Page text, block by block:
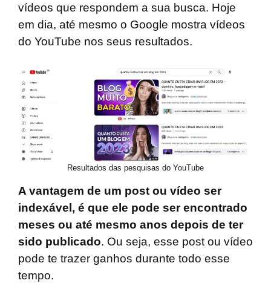
vídeos que respondem a sua busca. Hoje
em dia, até mesmo o Google mostra vídeos
do YouTube nos seus resultados.
Resultados das pesquisas do YouTube
A vantagem de um post ou vídeo ser
indexável, é que ele pode ser encontrado
meses ou até mesmo anos depois de ter
sido publicado. Ou seja, esse post ou vídeo
pode te trazer ganhos durante todo esse
tempo.